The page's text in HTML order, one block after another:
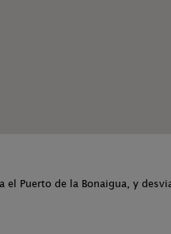
Puerto de la Bonaigua, y